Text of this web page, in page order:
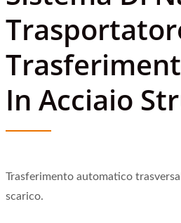
In Acciaio
Trasferimento automatico
scarico.